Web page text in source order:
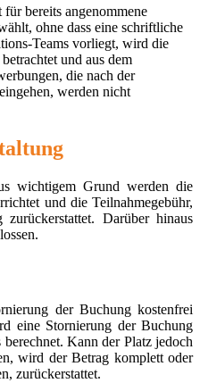
bereits angenommene
ohne dass eine schriftliche
Teams vorliegt, wird die
und aus dem
die nach der
werden nicht
wichtigem Grund werden die
und die Teilnahmegebühr,
Darüber hinaus
der Buchung kostenfrei
eine Stornierung der Buchung
Kann der Platz jedoch
wird der Betrag komplett oder
zurückerstattet.